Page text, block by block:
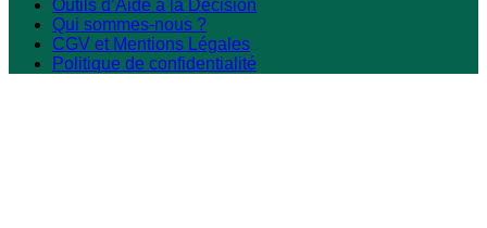
Outils d’Aide à la Décision
Qui sommes-nous ?
CGV et Mentions Légales
Politique de confidentialité